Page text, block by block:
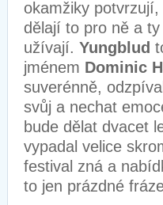
okamžiky
dělají to pro ně a
užívají. Yungblud
jménem Dominic
suverénně,
svůj a nechat
bude dělat dvacet
vypadal velice
festival zná a
to jen prázdné